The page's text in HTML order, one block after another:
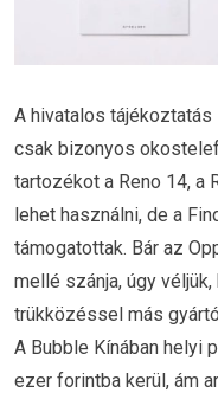
A hivatalos
csak bizonyos
tartozékot a Reno 14, a
lehet használni, de a
támogatottak. Bár az
mellé szánja, úgy
trükközéssel más
A Bubble Kínában helyi
ezer forintba kerül, ám